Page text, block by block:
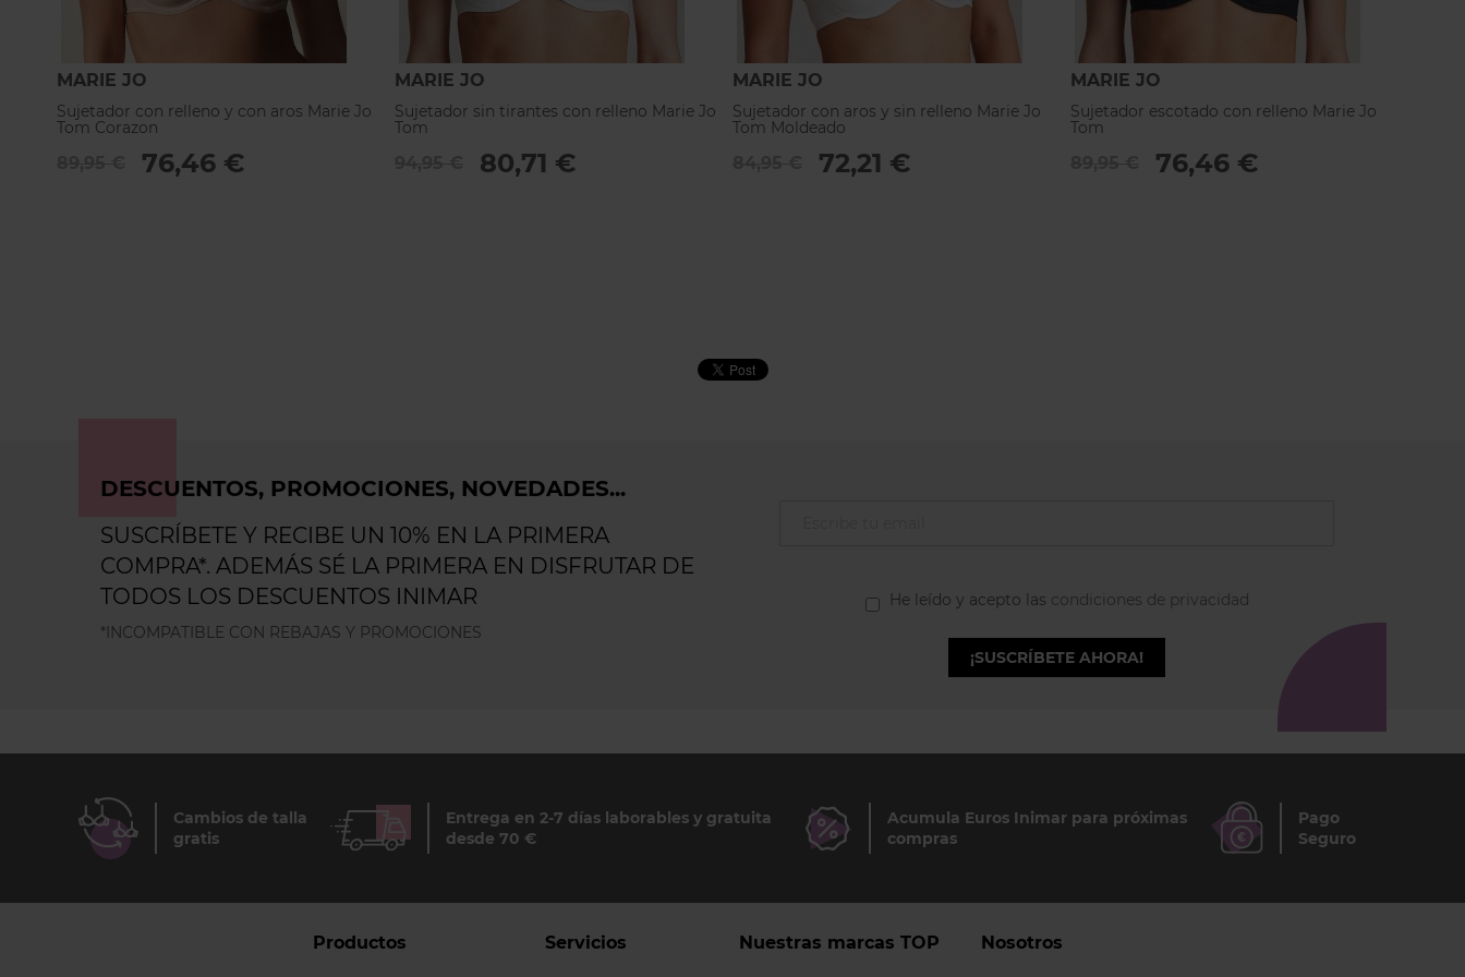
MARIE JO
Sujetador con relleno y con aros Marie Jo
Tom Corazon
76,46 €
MARIE JO
Sujetador sin tirantes con relleno Marie Jo
Tom
80,71 €
MARIE JO
Sujetador con aros y sin relleno Marie Jo
Tom Moldeado
72,21 €
MARIE JO
Sujetador escotado con relleno Marie Jo
Tom
76,46 €
DESCUENTOS, PROMOCIONES, NOVEDADES...
SUSCRÍBETE Y RECIBE UN 10% EN LA PRIMERA
COMPRA*. ADEMÁS SÉ LA PRIMERA EN DISFRUTAR DE
TODOS LOS DESCUENTOS INIMAR
*INCOMPATIBLE CON REBAJAS Y PROMOCIONES
He leído y acepto las condiciones de privacidad
¡SUSCRÍBETE AHORA!
Cambios de talla
gratis
Entrega en 2-7 días laborables y gratuita
desde 70 €
Acumula Euros Inimar para próximas
compras
Pago
Seguro
Productos Servicios Nuestras marcas TOP Nosotros